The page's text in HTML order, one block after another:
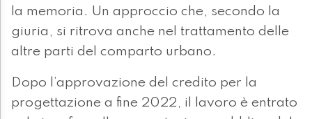
la memoria. Un approccio che, secondo la
giuria, si ritrova anche nel trattamento delle
altre parti del comparto urbano.
Dopo l’approvazione del credito per la
progettazione a fine 2022, il lavoro è entrato